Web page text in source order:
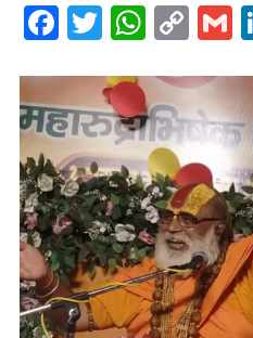
Facebook
Twitter